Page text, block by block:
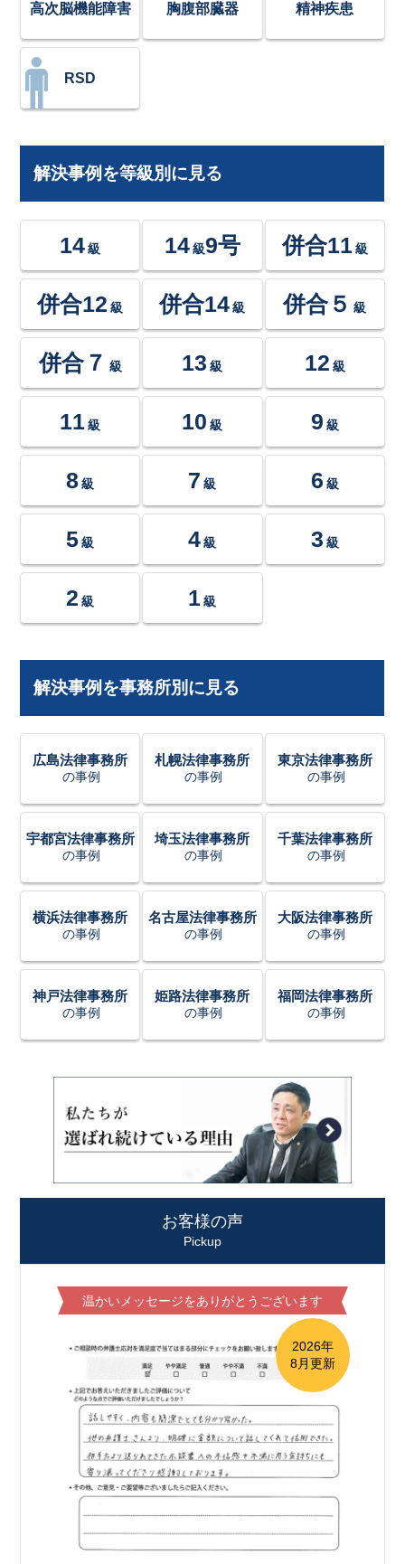
高次脳機能障害 胸腹部臓器 精神疾患
RSD
解決事例を等級別に見る
14 級 14級9号 併合11 級
併合12 級 併合14 級 併合５ 級
併合７ 級 13 級 12 級
11 級 10 級 9 級
8 級 7 級 6 級
5 級 4 級 3 級
2 級 1 級
解決事例を事務所別に見る
広島法律事務所
の事例
札幌法律事務所
の事例
東京法律事務所
の事例
宇都宮法律事務所
の事例
埼玉法律事務所
の事例
千葉法律事務所
の事例
横浜法律事務所
の事例
名古屋法律事務所
の事例
大阪法律事務所
の事例
神戸法律事務所
の事例
姫路法律事務所
の事例
福岡法律事務所
の事例
お客様の声
Pickup
温かいメッセージをありがとうございます
2026年
8月更新